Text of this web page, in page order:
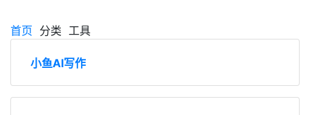
首页 分类 工具
小鱼AI写作